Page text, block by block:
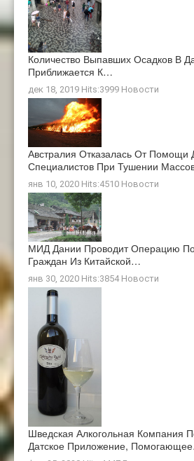
Количество Выпавших Осадков В
Приближается К…
дек 18, 2019 Hits:3999 Новости
Австралия Отказалась От Помощи
Специалистов При Тушении
янв 10, 2020 Hits:4510 Новости
МИД Дании Проводит Операцию
Граждан Из Китайской…
янв 30, 2020 Hits:3854 Новости
Шведская Алкогольная Компания
Датское Приложение,